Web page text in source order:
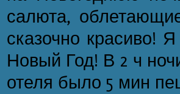
салюта,
сказочно красиво!
Новый Год! В 2 ч
отеля было 5 мин